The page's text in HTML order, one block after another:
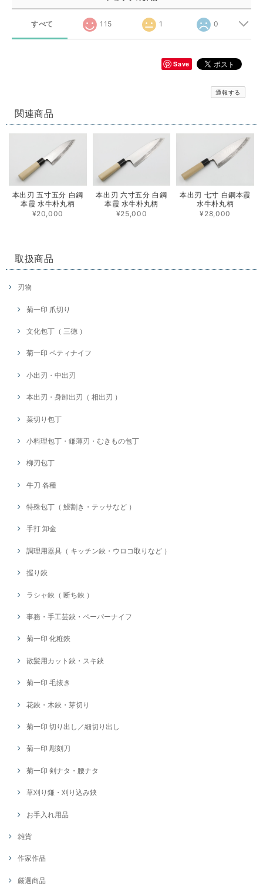
すべて 115 1 0
Save
通報する
関連商品
本出刃 五寸五分 白鋼
本霞 水牛朴丸柄
¥20,000
本出刃 六寸五分 白鋼
本霞 水牛朴丸柄
¥25,000
本出刃 七寸 白鋼本霞
水牛朴丸柄
¥28,000
取扱商品
刃物
菊一印 爪切り
文化包丁（ 三徳 ）
菊一印 ペティナイフ
小出刃・中出刃
本出刃・身卸出刃（ 相出刃 ）
菜切り包丁
小料理包丁・鎌薄刃・むきもの包丁
柳刃包丁
牛刀 各種
特殊包丁（ 鰻割き・テッサなど ）
手打 卸金
調理用器具（ キッチン鋏・ウロコ取りなど ）
握り鋏
ラシャ鋏（ 断ち鋏 ）
事務・手工芸鋏・ペーパーナイフ
菊一印 化粧鋏
散髪用カット鋏・スキ鋏
菊一印 毛抜き
花鋏・木鋏・芽切り
菊一印 切り出し／細切り出し
菊一印 彫刻刀
菊一印 剣ナタ・腰ナタ
草刈り鎌・刈り込み鋏
お手入れ用品
雑貨
作家作品
厳選商品